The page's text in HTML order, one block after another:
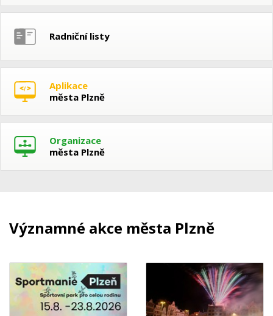
Radniční listy
Aplikace
města Plzně
Organizace
města Plzně
Významné akce města Plzně